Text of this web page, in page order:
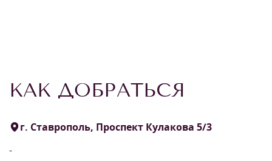
КАК ДОБРАТЬСЯ
г. Ставрополь, Проспект Кулакова 5/3
-